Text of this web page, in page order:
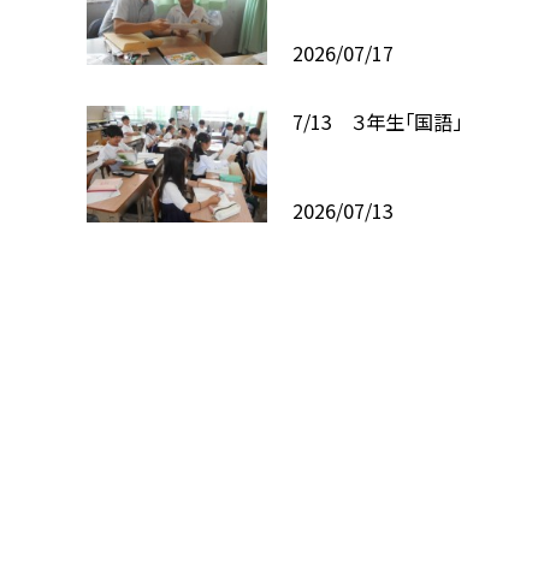
2026/07/17
7/13 ３年生「国語」
2026/07/13